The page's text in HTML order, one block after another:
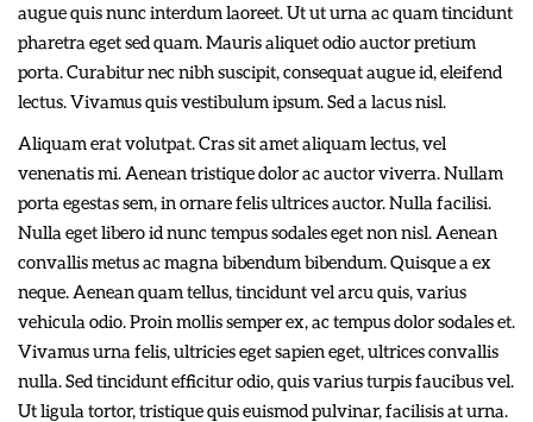
augue quis nunc interdum laoreet. Ut ut urna ac quam tincidunt
pharetra eget sed quam. Mauris aliquet odio auctor pretium
porta. Curabitur nec nibh suscipit, consequat augue id, eleifend
lectus. Vivamus quis vestibulum ipsum. Sed a lacus nisl.
Aliquam erat volutpat. Cras sit amet aliquam lectus, vel
venenatis mi. Aenean tristique dolor ac auctor viverra. Nullam
porta egestas sem, in ornare felis ultrices auctor. Nulla facilisi.
Nulla eget libero id nunc tempus sodales eget non nisl. Aenean
convallis metus ac magna bibendum bibendum. Quisque a ex
neque. Aenean quam tellus, tincidunt vel arcu quis, varius
vehicula odio. Proin mollis semper ex, ac tempus dolor sodales et.
Vivamus urna felis, ultricies eget sapien eget, ultrices convallis
nulla. Sed tincidunt efficitur odio, quis varius turpis faucibus vel.
Ut ligula tortor, tristique quis euismod pulvinar, facilisis at urna.